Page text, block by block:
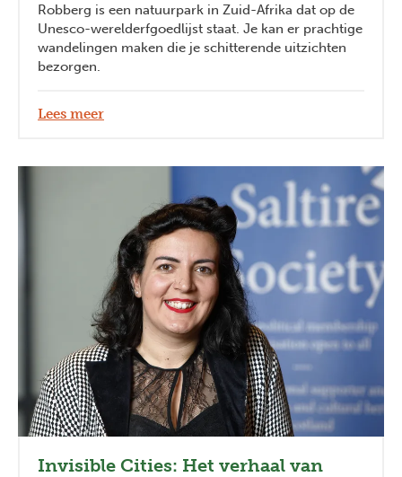
Robberg is een natuurpark in Zuid-Afrika dat op de
Unesco-werelderfgoedlijst staat. Je kan er prachtige
wandelingen maken die je schitterende uitzichten
bezorgen.
Lees meer
Invisible Cities: Het verhaal van